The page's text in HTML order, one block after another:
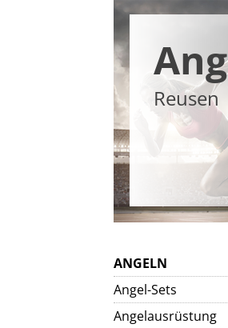
Reusen
ANGELN
Angel-Sets
Angelausrüstung